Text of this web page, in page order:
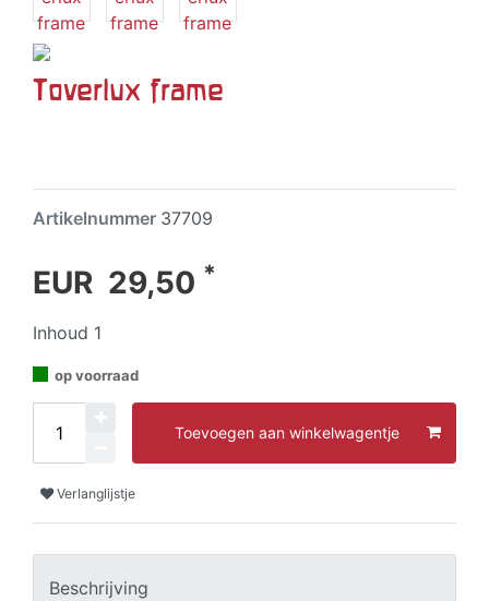
Toverlux frame
Artikelnummer 37709
EUR 29,50 *
Inhoud 1
op voorraad
Toevoegen aan winkelwagentje
Verlanglijstje
Beschrijving